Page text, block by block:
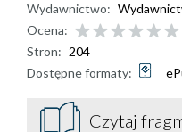
Wydawnictwo:
Ocena:
Stron: 204
Dostępne formaty:
Czytaj